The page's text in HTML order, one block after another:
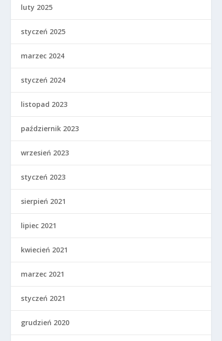
luty 2025
styczeń 2025
marzec 2024
styczeń 2024
listopad 2023
październik 2023
wrzesień 2023
styczeń 2023
sierpień 2021
lipiec 2021
kwiecień 2021
marzec 2021
styczeń 2021
grudzień 2020